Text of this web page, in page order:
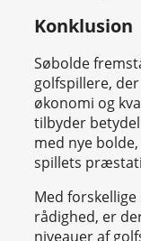
Konklusion
Søbolde
golfspillere,
økonomi og
tilbyder
med nye
spillets
Med
rådighed, er
niveauer af